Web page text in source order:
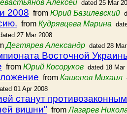
Алексей dated 25 Mar
2008 from Юрий Базилевский
from Кудрявцева Марина
27 Mar 2008
Дегтярев Александр dated 28
Восточной
from Юрий Косоруков dated 18 Mar
from Кашепов Михаил
01 Apr 2008
станут
вишни" fromЛазарев